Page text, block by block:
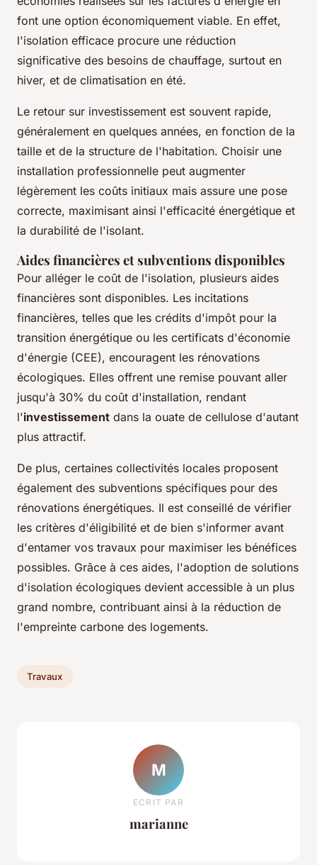
font une option économiquement viable. En effet,
l'isolation efficace procure une réduction
significative des besoins de chauffage, surtout en
hiver, et de climatisation en été.
Le retour sur investissement est souvent rapide,
généralement en quelques années, en fonction de la
taille et de la structure de l'habitation. Choisir une
installation professionnelle peut augmenter
légèrement les coûts initiaux mais assure une pose
correcte, maximisant ainsi l'efficacité énergétique et
la durabilité de l'isolant.
Aides financières et subventions disponibles
Pour alléger le coût de l'isolation, plusieurs aides
financières sont disponibles. Les incitations
financières, telles que les crédits d'impôt pour la
transition énergétique ou les certificats d'économie
d'énergie (CEE), encouragent les rénovations
écologiques. Elles offrent une remise pouvant aller
jusqu'à 30% du coût d'installation, rendant
l'investissement dans la ouate de cellulose d'autant
plus attractif.
De plus, certaines collectivités locales proposent
également des subventions spécifiques pour des
rénovations énergétiques. Il est conseillé de vérifier
les critères d'éligibilité et de bien s'informer avant
d'entamer vos travaux pour maximiser les bénéfices
possibles. Grâce à ces aides, l'adoption de solutions
d'isolation écologiques devient accessible à un plus
grand nombre, contribuant ainsi à la réduction de
l'empreinte carbone des logements.
Travaux
M
ECRIT PAR
marianne